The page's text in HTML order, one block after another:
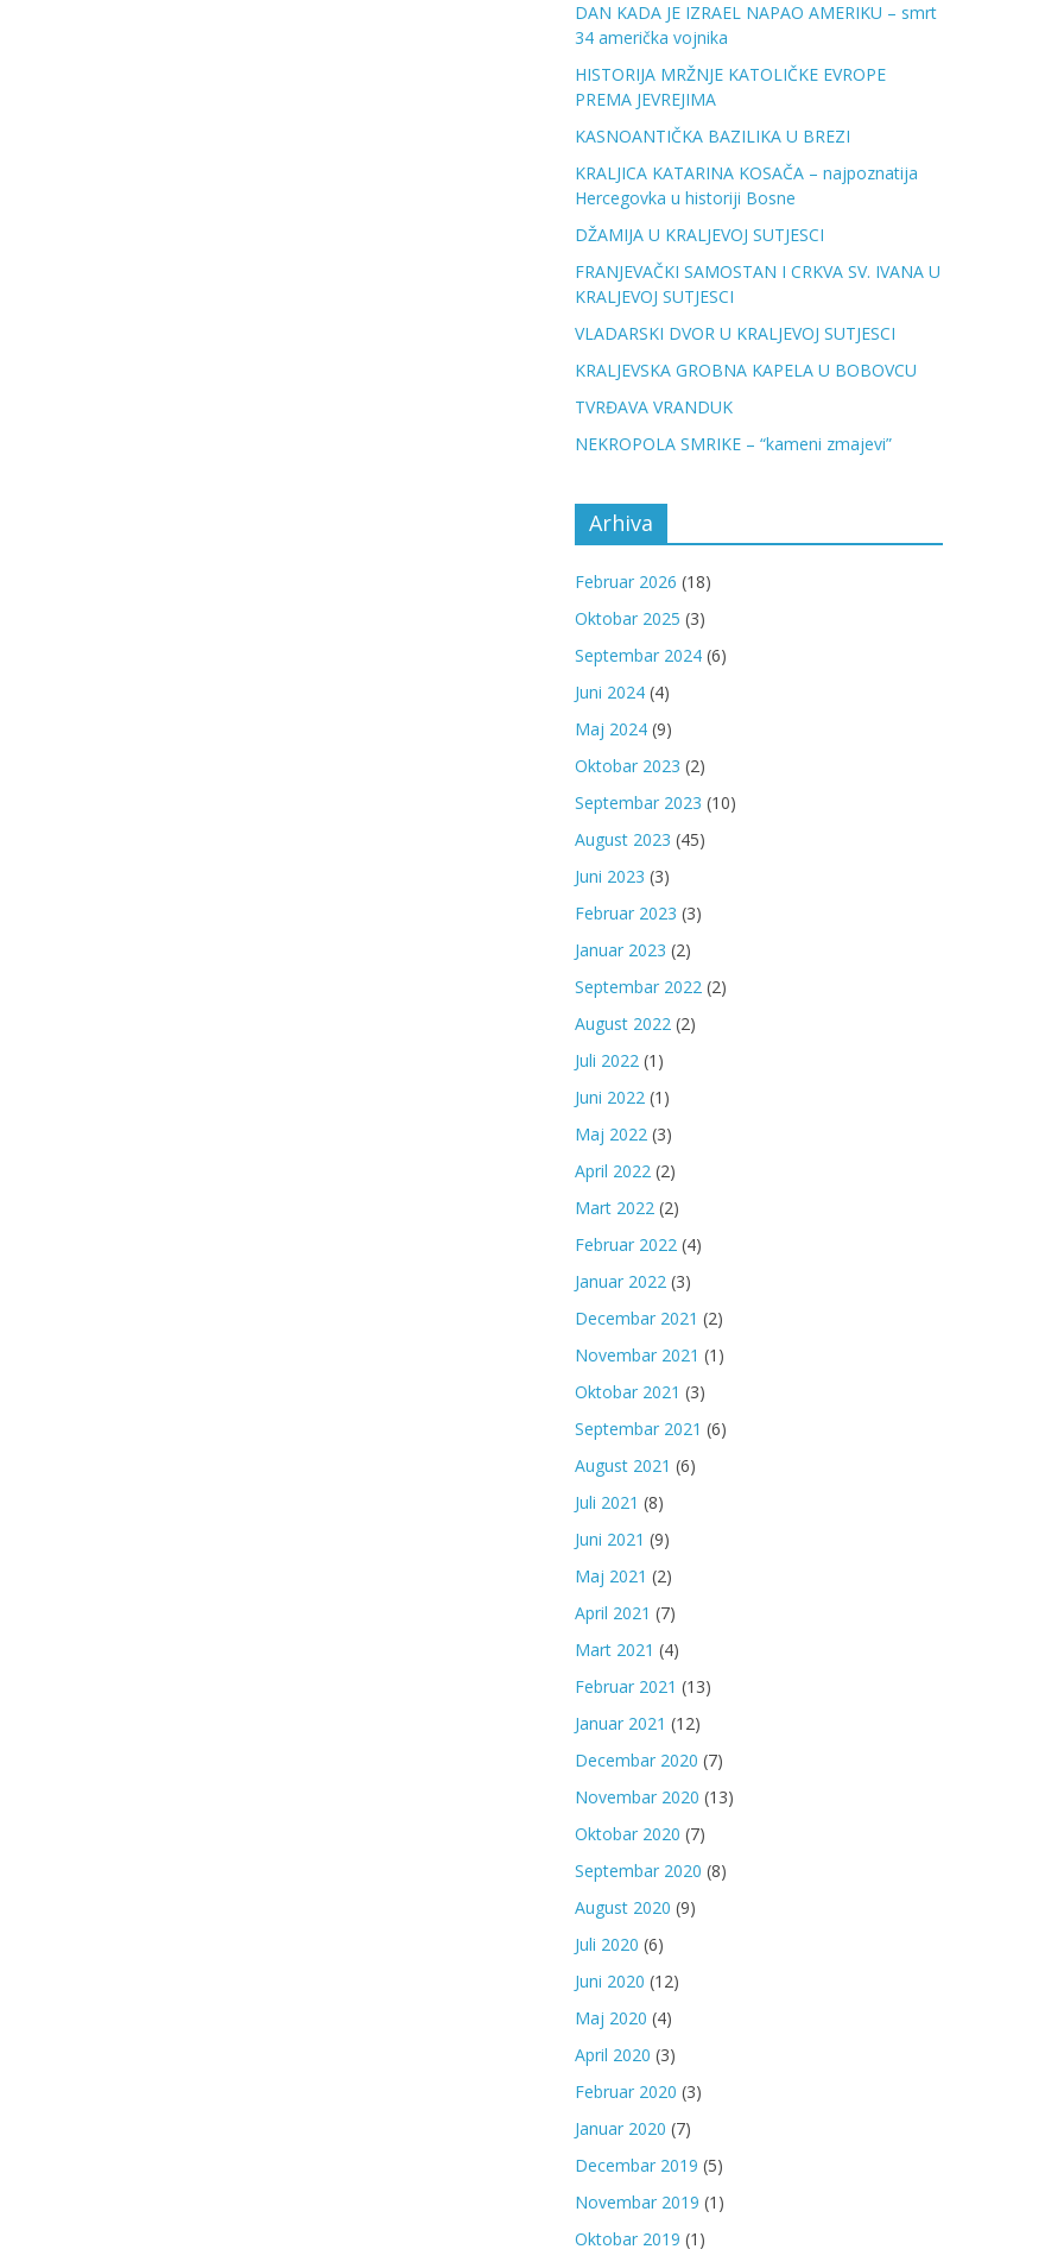
DAN KADA JE IZRAEL NAPAO AMERIKU – smrt
34 američka vojnika
HISTORIJA MRŽNJE KATOLIČKE EVROPE
PREMA JEVREJIMA
KASNOANTIČKA BAZILIKA U BREZI
KRALJICA KATARINA KOSAČA – najpoznatija
Hercegovka u historiji Bosne
DŽAMIJA U KRALJEVOJ SUTJESCI
FRANJEVAČKI SAMOSTAN I CRKVA SV. IVANA U
KRALJEVOJ SUTJESCI
VLADARSKI DVOR U KRALJEVOJ SUTJESCI
KRALJEVSKA GROBNA KAPELA U BOBOVCU
TVRĐAVA VRANDUK
NEKROPOLA SMRIKE – “kameni zmajevi”
Arhiva
Februar 2026 (18)
Oktobar 2025 (3)
Septembar 2024 (6)
Juni 2024 (4)
Maj 2024 (9)
Oktobar 2023 (2)
Septembar 2023 (10)
August 2023 (45)
Juni 2023 (3)
Februar 2023 (3)
Januar 2023 (2)
Septembar 2022 (2)
August 2022 (2)
Juli 2022 (1)
Juni 2022 (1)
Maj 2022 (3)
April 2022 (2)
Mart 2022 (2)
Februar 2022 (4)
Januar 2022 (3)
Decembar 2021 (2)
Novembar 2021 (1)
Oktobar 2021 (3)
Septembar 2021 (6)
August 2021 (6)
Juli 2021 (8)
Juni 2021 (9)
Maj 2021 (2)
April 2021 (7)
Mart 2021 (4)
Februar 2021 (13)
Januar 2021 (12)
Decembar 2020 (7)
Novembar 2020 (13)
Oktobar 2020 (7)
Septembar 2020 (8)
August 2020 (9)
Juli 2020 (6)
Juni 2020 (12)
Maj 2020 (4)
April 2020 (3)
Februar 2020 (3)
Januar 2020 (7)
Decembar 2019 (5)
Novembar 2019 (1)
Oktobar 2019 (1)